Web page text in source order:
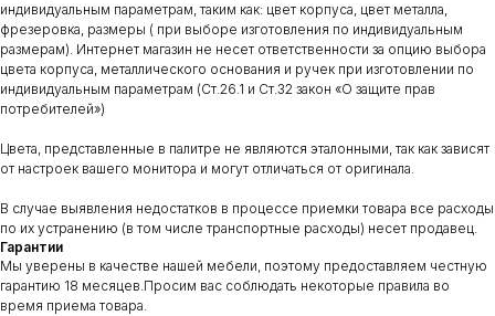
индивидуальным параметрам, таким как: цвет корпуса, цвет металла,
фрезеровка, размеры ( при выборе изготовления по индивидуальным
размерам). Интернет магазин не несет ответственности за опцию выбора
цвета корпуса, металлического основания и ручек при изготовлении по
индивидуальным параметрам (Ст.26.1 и Ст.32 закон «О защите прав
потребителей»)
Цвета, представленные в палитре не являются эталонными, так как зависят
от настроек вашего монитора и могут отличаться от оригинала.
В случае выявления недостатков в процессе приемки товара все расходы
по их устранению (в том числе транспортные расходы) несет продавец.
Гарантии
Мы уверены в качестве нашей мебели, поэтому предоставляем честную
гарантию 18 месяцев.Просим вас соблюдать некоторые правила во
время приема товара.